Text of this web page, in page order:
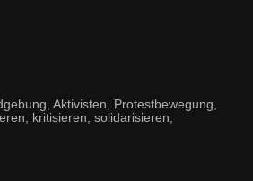
Aktivisten, Protestbewegung,
kritisieren, solidarisieren,